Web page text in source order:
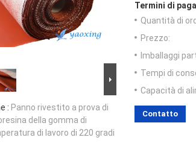
: Panno rivestito a prova di
della gomma di
di lavoro di 220 gradi
Termini di
Quantità di
Prezzo:
Imballaggi
Tempi di
Capacità di
Contatto